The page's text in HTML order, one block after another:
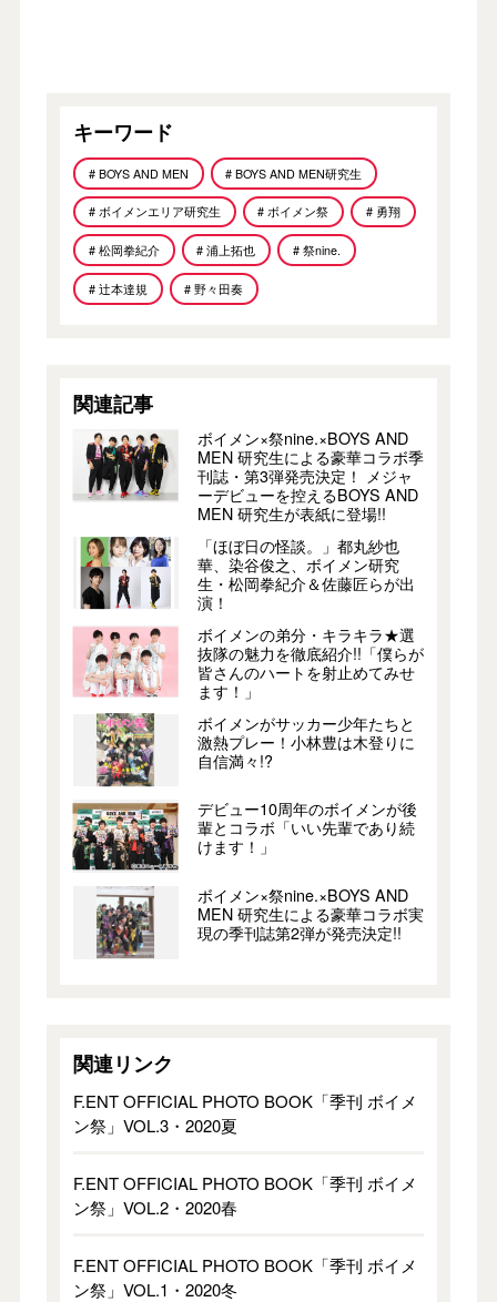
キーワード
# BOYS AND MEN # BOYS AND MEN研究生
# ボイメンエリア研究生 # ボイメン祭 # 勇翔
# 松岡拳紀介 # 浦上拓也 # 祭nine.
# 辻本達規 # 野々田奏
関連記事
ボイメン×祭nine.×BOYS AND
MEN 研究生による豪華コラボ季
刊誌・第3弾発売決定！ メジャ
ーデビューを控えるBOYS AND
MEN 研究生が表紙に登場!!
「ほぼ日の怪談。」都丸紗也
華、染谷俊之、ボイメン研究
生・松岡拳紀介＆佐藤匠らが出
演！
ボイメンの弟分・キラキラ★選
抜隊の魅力を徹底紹介!!「僕らが
皆さんのハートを射止めてみせ
ます！」
ボイメンがサッカー少年たちと
激熱プレー！小林豊は木登りに
自信満々!?
デビュー10周年のボイメンが後
輩とコラボ「いい先輩であり続
けます！」
ボイメン×祭nine.×BOYS AND
MEN 研究生による豪華コラボ実
現の季刊誌第2弾が発売決定!!
関連リンク
F.ENT OFFICIAL PHOTO BOOK「季刊 ボイメ
ン祭」VOL.3・2020夏
F.ENT OFFICIAL PHOTO BOOK「季刊 ボイメ
ン祭」VOL.2・2020春
F.ENT OFFICIAL PHOTO BOOK「季刊 ボイメ
ン祭」VOL.1・2020冬